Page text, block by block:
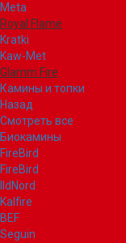
Meta
Royal Flame
Kratki
Kaw-Met
Glamm Fire
Камины и топки
Назад
Смотреть все
Биокамины
FireBird
FireBird
IldNord
Kalfire
BEF
Seguin